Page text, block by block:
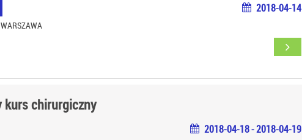
2018-04-14
kurs chirurgiczny
2018-04-18 - 2018-04-19